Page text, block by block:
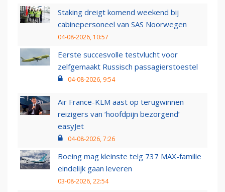
Staking dreigt komend weekend bij
cabinepersoneel van SAS Noorwegen
04-08-2026, 10:57
Eerste succesvolle testvlucht voor
zelfgemaakt Russisch passagierstoestel
04-08-2026, 9:54
Air France-KLM aast op terugwinnen
reizigers van ‘hoofdpijn bezorgend’
easyJet
04-08-2026, 7:26
Boeing mag kleinste telg 737 MAX-familie
eindelijk gaan leveren
03-08-2026, 22:54